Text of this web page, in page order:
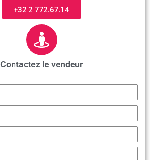
+32 2 772.67.14
Contactez le vendeur